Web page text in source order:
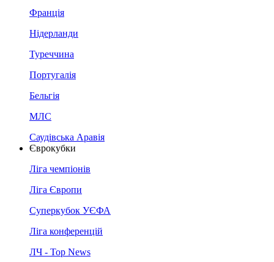
Франція
Нідерланди
Туреччина
Португалія
Бельгія
МЛС
Саудівська Аравія
Єврокубки
Ліга чемпіонів
Ліга Європи
Суперкубок УЄФА
Ліга конференцій
ЛЧ - Top News